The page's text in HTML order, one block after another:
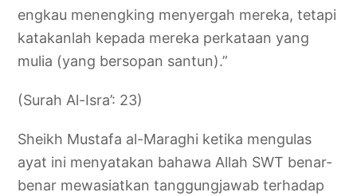
engkau menengking menyergah mereka, tetapi
katakanlah kepada mereka perkataan yang
mulia (yang bersopan santun).”
(Surah Al-Isra’: 23)
Sheikh Mustafa al-Maraghi ketika mengulas
ayat ini menyatakan bahawa Allah SWT benar-
benar mewasiatkan tanggungjawab terhadap